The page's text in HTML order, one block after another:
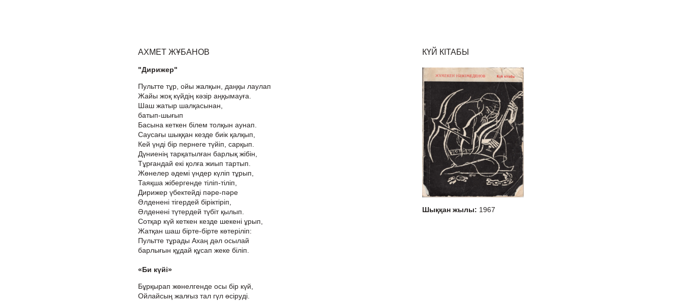
АХМЕТ ЖҰБАНОВ
"Дирижер"
Пультте тұр, ойы жалқын, даңқы лаулап
Жайы жоқ күйдің кәзір аңқымауға.
Шаш жатыр шалқасынан,
батып-шығып
Басына кеткен білем толқын аунап.
Саусағы шыққан кезде биік қалқып,
Кей үнді бір пернеге түйіп, сарқып.
Дүниенің тарқатылған барлық жібін,
Тұрғандай екі қолға жиып тартып.
Жөнелер әдемі үндер күліп тұрып,
Таяқша жібергенде тіліп-тіліп,
Дирижер үбектейді пәре-пәре
Әлденені тігердей біріктіріп,
Әлденені түтердей түбіт қылып.
Сотқар күй кеткен кезде шекені ұрып,
Жатқан шаш бірте-бірте көтеріліп:
Пультте тұрады Ахаң дәл осылай
барлығын құдай құсап жеке біліп.
«Би күйі»
Бұрқырап жөнелгенде осы бір күй,
Ойлайсың жалғыз тал гүл өсіруді.
КҮЙ КІТАБЫ
Шыққан жылы: 1967